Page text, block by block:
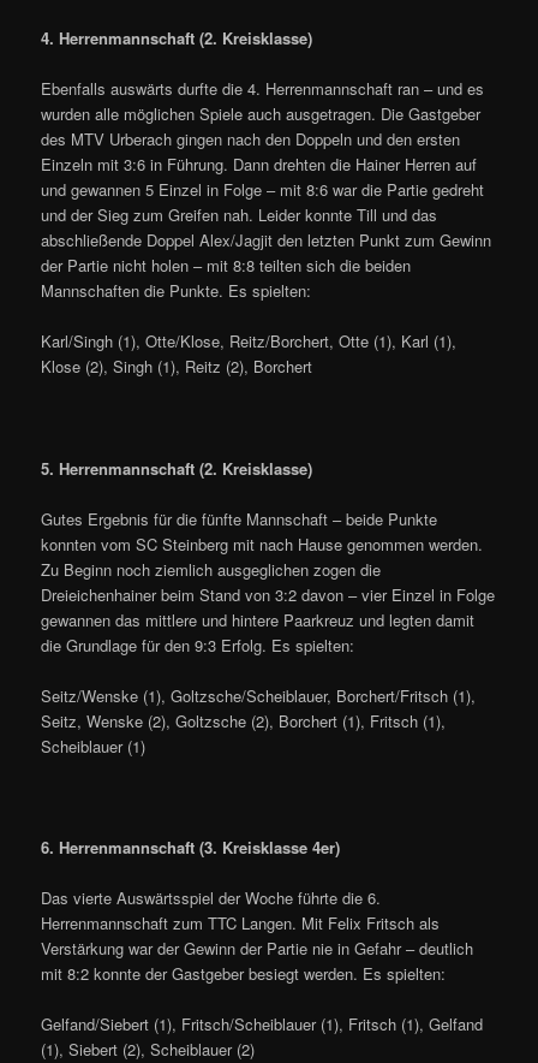
4. Herrenmannschaft (2. Kreisklasse)
Ebenfalls auswärts durfte die 4. Herrenmannschaft ran – und es
wurden alle möglichen Spiele auch ausgetragen. Die Gastgeber
des MTV Urberach gingen nach den Doppeln und den ersten
Einzeln mit 3:6 in Führung. Dann drehten die Hainer Herren auf
und gewannen 5 Einzel in Folge – mit 8:6 war die Partie gedreht
und der Sieg zum Greifen nah. Leider konnte Till und das
abschließende Doppel Alex/Jagjit den letzten Punkt zum Gewinn
der Partie nicht holen – mit 8:8 teilten sich die beiden
Mannschaften die Punkte. Es spielten:
Karl/Singh (1), Otte/Klose, Reitz/Borchert, Otte (1), Karl (1),
Klose (2), Singh (1), Reitz (2), Borchert
5. Herrenmannschaft (2. Kreisklasse)
Gutes Ergebnis für die fünfte Mannschaft – beide Punkte
konnten vom SC Steinberg mit nach Hause genommen werden.
Zu Beginn noch ziemlich ausgeglichen zogen die
Dreieichenhainer beim Stand von 3:2 davon – vier Einzel in Folge
gewannen das mittlere und hintere Paarkreuz und legten damit
die Grundlage für den 9:3 Erfolg. Es spielten:
Seitz/Wenske (1), Goltzsche/Scheiblauer, Borchert/Fritsch (1),
Seitz, Wenske (2), Goltzsche (2), Borchert (1), Fritsch (1),
Scheiblauer (1)
6. Herrenmannschaft (3. Kreisklasse 4er)
Das vierte Auswärtsspiel der Woche führte die 6.
Herrenmannschaft zum TTC Langen. Mit Felix Fritsch als
Verstärkung war der Gewinn der Partie nie in Gefahr – deutlich
mit 8:2 konnte der Gastgeber besiegt werden. Es spielten:
Gelfand/Siebert (1), Fritsch/Scheiblauer (1), Fritsch (1), Gelfand
(1), Siebert (2), Scheiblauer (2)